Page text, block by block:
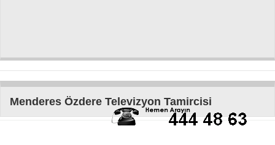
Menderes Özdere Televizyon Tamircisi